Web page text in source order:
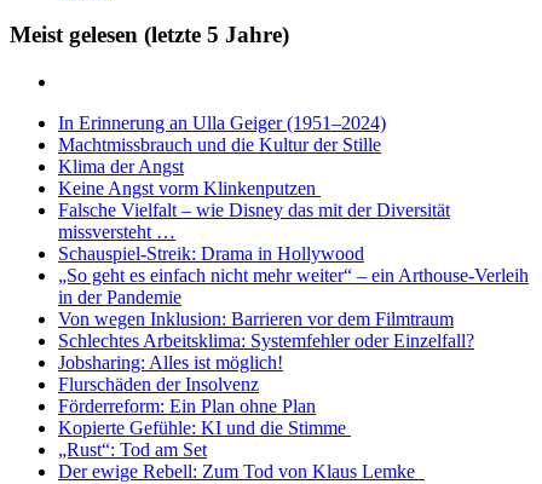
Meist gelesen (letzte 5 Jahre)
In Erinnerung an Ulla Geiger (1951–2024)
Machtmissbrauch und die Kultur der Stille
Klima der Angst
Keine Angst vorm Klinkenputzen
Falsche Vielfalt – wie Disney das mit der Diversität
missversteht …
Schauspiel-Streik: Drama in Hollywood
„So geht es einfach nicht mehr weiter“ – ein Arthouse-Verleih
in der Pandemie
Von wegen Inklusion: Barrieren vor dem Filmtraum
Schlechtes Arbeitsklima: Systemfehler oder Einzelfall?
Jobsharing: Alles ist möglich!
Flurschäden der Insolvenz
Förderreform: Ein Plan ohne Plan
Kopierte Gefühle: KI und die Stimme
„Rust“: Tod am Set
Der ewige Rebell: Zum Tod von Klaus Lemke